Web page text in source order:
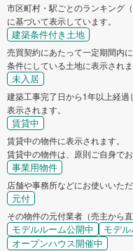
市区町村・駅ごとのランキング
に基づいて表示しています。
建築条件付き土地
売買契約にあたって一定期間内
条件にしている土地に表示されま
未入居
建築工事完了日から1年以上経
表示されます。
賃貸中
賃貸中の物件に表示されます。
賃貸中の物件は、原則ご自身で
事業用物件
店舗や事務所などにお使いいた
元付
その物件の元付業者（売主から
モデルルーム公開中 モデ
オープンハウス開催中